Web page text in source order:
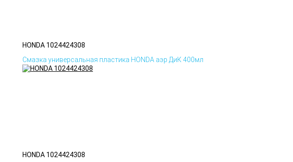
HONDA 1024424308
Смазка универсальная пластика HONDA аэр ДиК 400мл
HONDA 1024424308